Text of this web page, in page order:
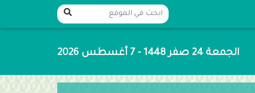
الجمعة 24 صفر 1448 - 7 أغسطس 2026